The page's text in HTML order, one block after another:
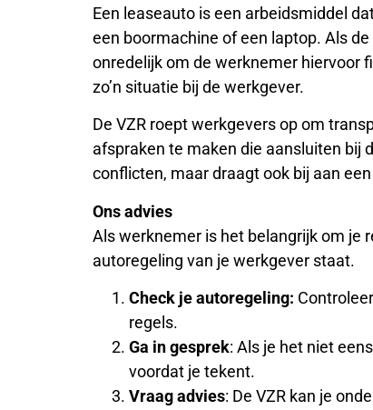
Een leaseauto is een arbeidsmiddel
een boormachine of een laptop. Als
onredelijk om de werknemer hiervoor
zo’n situatie bij de werkgever.
De VZR roept werkgevers op om
afspraken te maken die aansluiten bij
conflicten, maar draagt ook bij aan
Ons advies
Als werknemer is het belangrijk om je
autoregeling van je werkgever staat.
Check je autoregeling:
regels.
Ga in gesprek: Als je het niet
voordat je tekent.
Vraag advies: De VZR kan je